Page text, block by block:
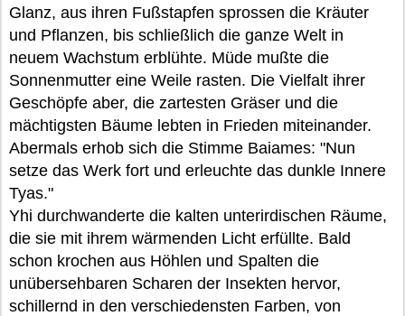
Glanz, aus ihren Fußstapfen sprossen die Kräuter
und Pflanzen, bis schließlich die ganze Welt in
neuem Wachstum erblühte. Müde mußte die
Sonnenmutter eine Weile rasten. Die Vielfalt ihrer
Geschöpfe aber, die zartesten Gräser und die
mächtigsten Bäume lebten in Frieden miteinander.
Abermals erhob sich die Stimme Baiames: "Nun
setze das Werk fort und erleuchte das dunkle Innere
Tyas."
Yhi durchwanderte die kalten unterirdischen Räume,
die sie mit ihrem wärmenden Licht erfüllte. Bald
schon krochen aus Höhlen und Spalten die
unübersehbaren Scharen der Insekten hervor,
schillernd in den verschiedensten Farben, von